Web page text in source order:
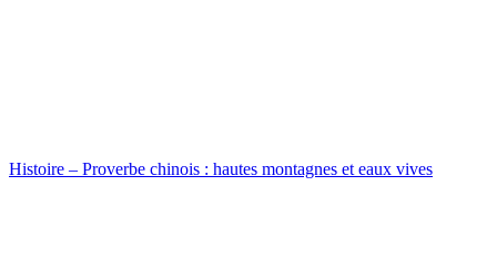
Histoire – Proverbe chinois : hautes montagnes et eaux vives